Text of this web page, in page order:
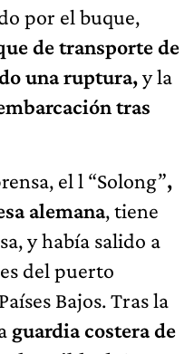
por el buque,
de transporte de
una ruptura,y la
tras
el l “Solong”,
alemana, tiene
y había salido a
del puerto
Bajos. Tras la
guardia costera de